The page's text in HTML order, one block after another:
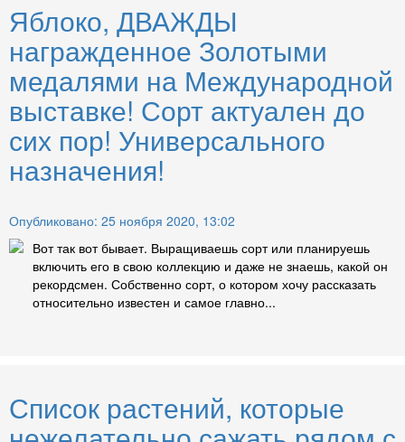
Яблоко, ДВАЖДЫ
награжденное Золотыми
медалями на Международной
выставке! Сорт актуален до
сих пор! Универсального
назначения!
Опубликовано: 25 ноября 2020, 13:02
Вот так вот бывает. Выращиваешь сорт или планируешь
включить его в свою коллекцию и даже не знаешь, какой он
рекордсмен. Собственно сорт, о котором хочу рассказать
относительно известен и самое главно...
Список растений, которые